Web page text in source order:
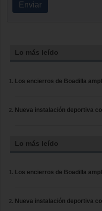
Enviar
Lo más leído
Los encierros de Boadilla
Nueva instalación deportiva
Lo más leído
Los encierros de Boadilla
Nueva instalación deportiva